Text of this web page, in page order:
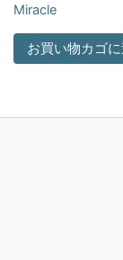
Miracle
お買い物カゴ